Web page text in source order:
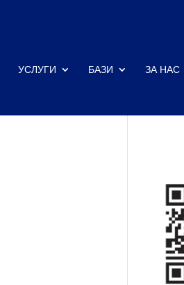
УСЛУГИ БАЗИ ЗА НАС